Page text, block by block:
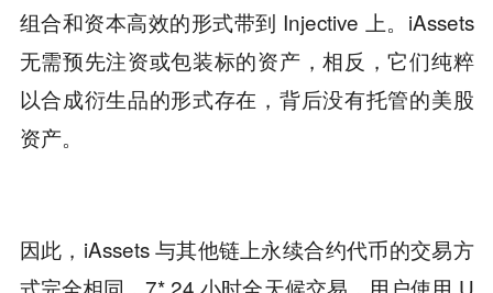
组合和资本高效的形式带到 Injective 上。iAssets
无需预先注资或包装标的资产，相反，它们纯粹
以合成衍生品的形式存在，背后没有托管的美股
资产。
因此，iAssets 与其他链上永续合约代币的交易方